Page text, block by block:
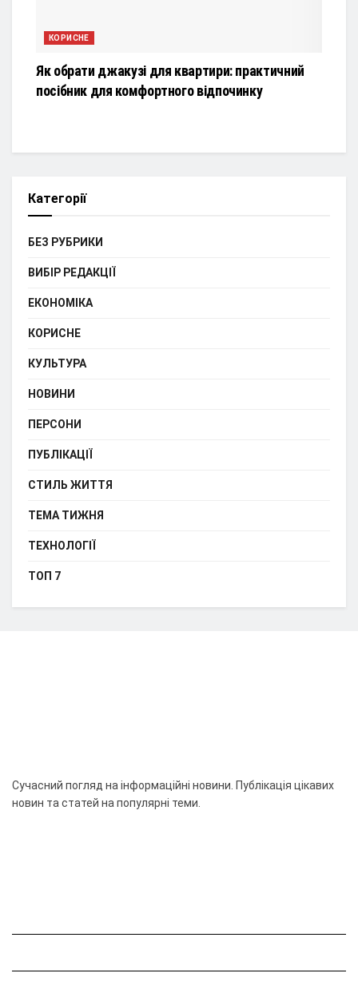
КОРИСНЕ
Як обрати джакузі для квартири: практичний
посібник для комфортного відпочинку
Категорії
БЕЗ РУБРИКИ
ВИБІР РЕДАКЦІЇ
ЕКОНОМІКА
КОРИСНЕ
КУЛЬТУРА
НОВИНИ
ПЕРСОНИ
ПУБЛІКАЦІЇ
СТИЛЬ ЖИТТЯ
ТЕМА ТИЖНЯ
ТЕХНОЛОГІЇ
ТОП 7
Сучасний погляд на інформаційні новини. Публікація цікавих
новин та статей на популярні теми.